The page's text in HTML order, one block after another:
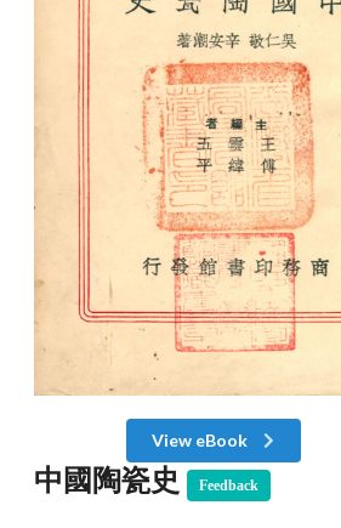
View eBook
中國陶瓷史 Feedback